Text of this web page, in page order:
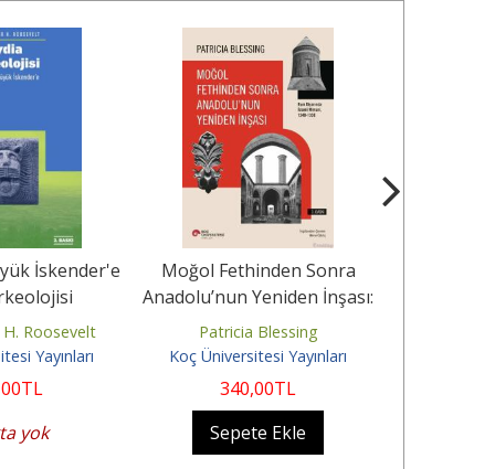
İskender'e
Roosevelt
Yayınları
TL
yok
Moğol Fethinden Sonra
Anadolu’nun Yeniden İnşası:
Rum Diyarında İslami...
Patricia Blessing
Koç Üniversitesi Yayınları
340,00TL
Sepete Ekle